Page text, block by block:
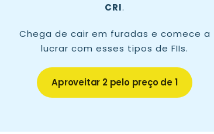
CRI.
Chega de cair em furadas e comece a
lucrar com esses tipos de FIIs.
Aproveitar 2 pelo preço de 1